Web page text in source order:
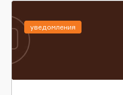
уведомления